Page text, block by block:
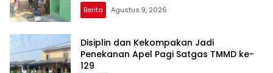
Berita Agustus 9, 2026
Disiplin dan Kekompakan Jadi
Penekanan Apel Pagi Satgas TMMD ke-
129